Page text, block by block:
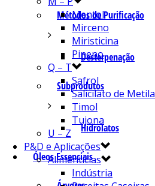
Métodos de Purificação
Desterpenação
Subprodutos
Hidrolatos
Óleos Essenciais
Mentol
Mirceno
Miristicina
Pineno
Q – T
Safrol
Salicilato de Metila
Timol
Tujona
U – Z
P&D e Aplicações
Alimentícias
Indústria